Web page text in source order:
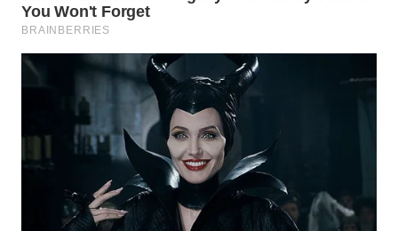
CIREBON
WN
INDRAMAYU
KUNINGAN
WN
MAJALENGKA